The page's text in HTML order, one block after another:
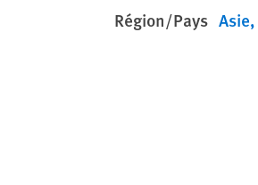
Région/Pays Asie